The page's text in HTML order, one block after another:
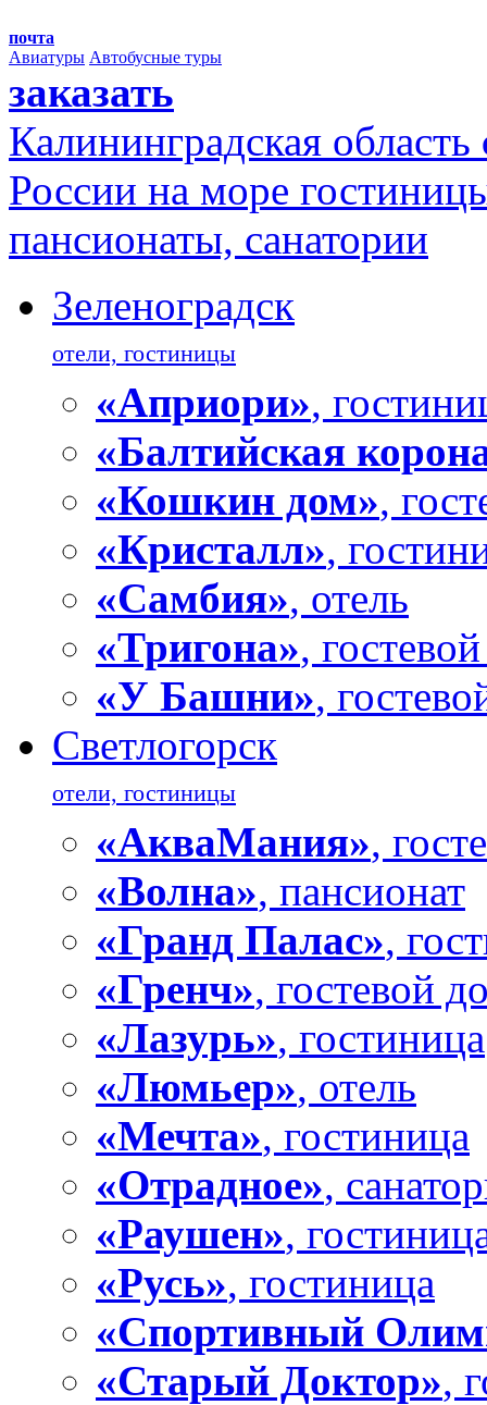
почта
Авиатуры Автобусные туры
заказать
Калининградская область
России на море
пансионаты, санатории
Зеленоградск
отели, гостиницы
«Априори»,
«Балтийская
«Кошкин дом»,
«Кристалл»,
«Самбия», отель
«Тригона»,
«У Башни»,
Светлогорск
отели, гостиницы
«АкваМания»,
«Волна», пансионат
«Гранд Палас»,
«Гренч», гостевой
«Лазурь», гостиница
«Люмьер», отель
«Мечта», гостиница
«Отрадное»,
«Раушен»,
«Русь», гостиница
«Спортивный
«Старый Доктор»,